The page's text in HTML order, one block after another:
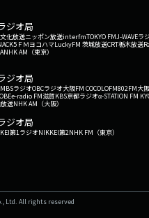
ジオ局
文化放送ニッポン放送interfmTOKYO FMJ-WAVEラ
ＦＭヨコハマLuckyFM 茨城放送CRT栃木放送
NHK AM（東京）
ジオ局
MBSラジオOBCラジオ大阪FM COCOLOFM802FM大阪
e-radio FM滋賀KBS京都ラジオα-STATION FM
送NHK AM（大阪）
ジオ局
第1ラジオNIKKEI第2NHK FM（東京）
Ltd. All rights reserved